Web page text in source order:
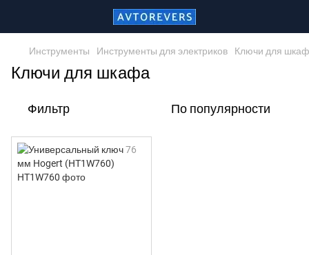
Инструменты Инструменты для электриков Ключи для
Ключи для шкафа
Фильтр По популярности